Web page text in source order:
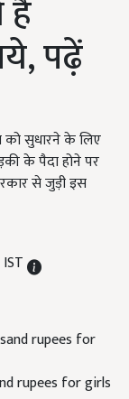
पढ़ें
को सुधारने के लिए
के पैदा होने पर
से जुड़ी इस
rupees for girls